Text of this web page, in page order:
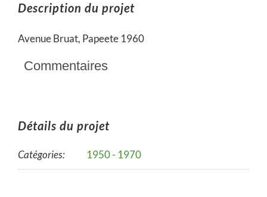
Description du projet
Avenue Bruat, Papeete 1960
Commentaires
Détails du projet
Catégories: 1950 - 1970